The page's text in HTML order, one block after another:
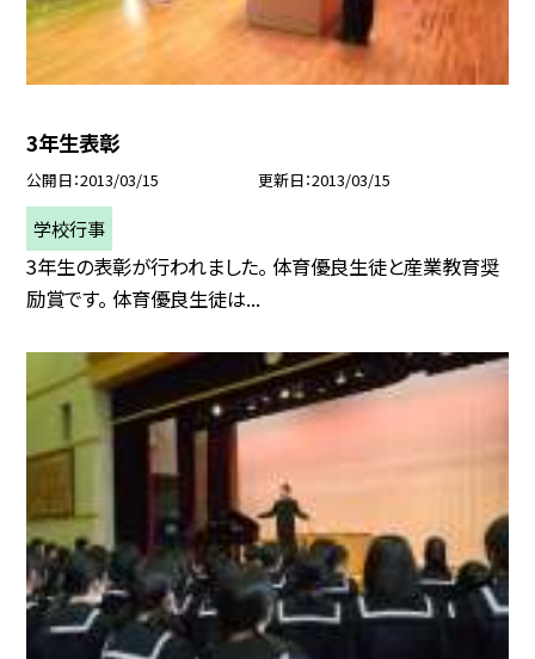
3年生表彰
公開日 2013/03/15 更新日 2013/03/15
学校行事
3年生の表彰が行われました。 体育優良生徒と産業教育奨
励賞です。 体育優良生徒は...